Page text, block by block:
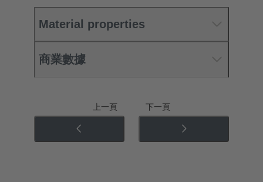
Material properties
商業數據
上一頁 下一頁